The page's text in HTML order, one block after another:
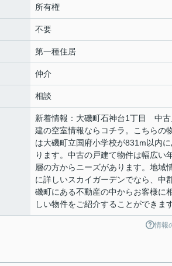
所有権
不要
第一種住居
仲介
相談
新着情報：大磯町石神台1丁目 中
建の空室情報ならコチラ。こちらの
は大磯町立国府小学校が831m以内
ります。中古の戸建て物件は幅広い
層の方からニーズがあります。地域
に詳しいスカイガーデンでなら、中
磯町にある不動産の中からお客様に
しい物件をご紹介することができま
情報